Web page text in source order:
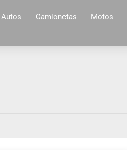
Autos Camionetas Motos